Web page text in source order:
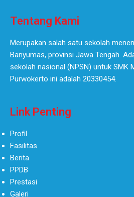
Tentang Kami
Merupakan salah satu sekolah
Banyumas, provinsi Jawa Tengah.
sekolah nasional (NPSN) untuk SMK
Purwokerto ini adalah 20330454.
Link Penting
Profil
Fasilitas
Berita
PPDB
Prestasi
Galeri